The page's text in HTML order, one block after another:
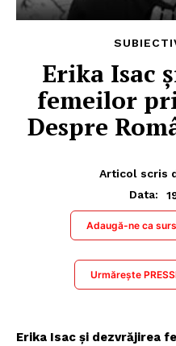
Erika Isac
femeilor
Despre
Articol scris
Data:
Adaugă-ne ca
Urmărește
Erika Isac și dezvrăjirea